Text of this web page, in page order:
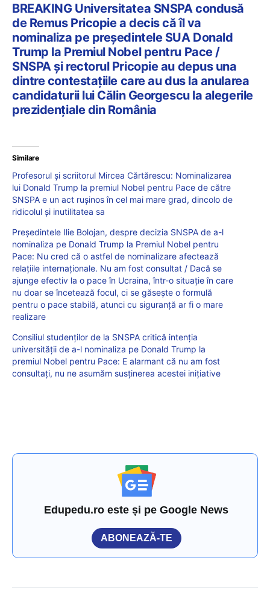
BREAKING Universitatea SNSPA condusă
de Remus Pricopie a decis că îl va
nominaliza pe președintele SUA Donald
Trump la Premiul Nobel pentru Pace /
SNSPA și rectorul Pricopie au depus una
dintre contestațiile care au dus la anularea
candidaturii lui Călin Georgescu la alegerile
prezidențiale din România
Similare
Profesorul și scriitorul Mircea Cărtărescu: Nominalizarea
lui Donald Trump la premiul Nobel pentru Pace de către
SNSPA e un act rușinos în cel mai mare grad, dincolo de
ridicolul și inutilitatea sa
Președintele Ilie Bolojan, despre decizia SNSPA de a-l
nominaliza pe Donald Trump la Premiul Nobel pentru
Pace: Nu cred că o astfel de nominalizare afectează
relațiile internaționale. Nu am fost consultat / Dacă se
ajunge efectiv la o pace în Ucraina, într-o situație în care
nu doar se încetează focul, ci se găsește o formulă
pentru o pace stabilă, atunci cu siguranță ar fi o mare
realizare
Consiliul studenților de la SNSPA critică intenția
universității de a-l nominaliza pe Donald Trump la
premiul Nobel pentru Pace: E alarmant că nu am fost
consultați, nu ne asumăm susținerea acestei inițiative
Edupedu.ro este și pe Google News
ABONEAZĂ-TE